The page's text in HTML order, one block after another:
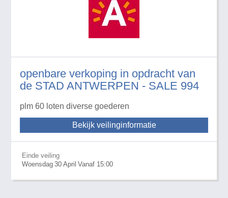
openbare verkoping in opdracht van
de STAD ANTWERPEN - SALE 994
plm 60 loten diverse goederen
Bekijk veilinginformatie
Einde veiling
Woensdag 30 April Vanaf 15:00